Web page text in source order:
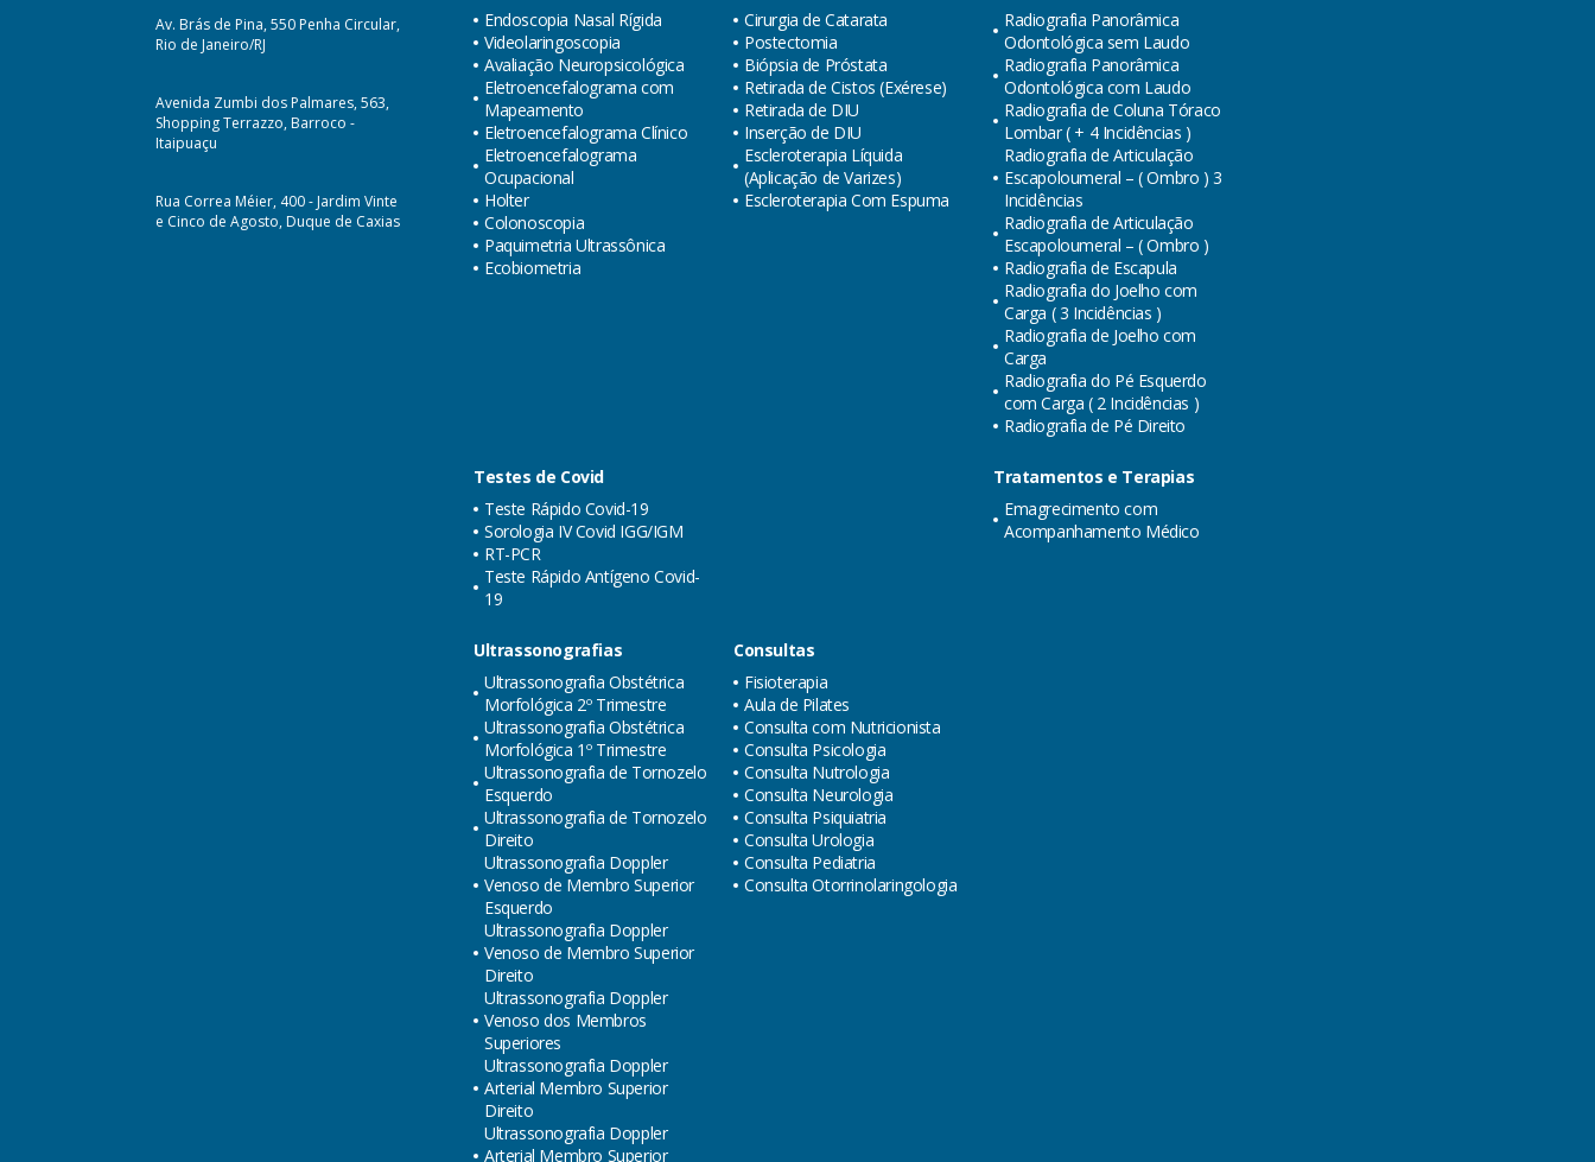
Av. Brás de Pina, 550 Penha Circular,
Rio de Janeiro/RJ
Avenida Zumbi dos Palmares, 563,
Shopping Terrazzo, Barroco -
Itaipuaçu
Rua Correa Méier, 400 - Jardim Vinte
e Cinco de Agosto, Duque de Caxias
Endoscopia Nasal Rígida
Videolaringoscopia
Avaliação Neuropsicológica
Eletroencefalograma com
Mapeamento
Eletroencefalograma Clínico
Eletroencefalograma
Ocupacional
Holter
Colonoscopia
Paquimetria Ultrassônica
Ecobiometria
Cirurgia de Catarata
Postectomia
Biópsia de Próstata
Retirada de Cistos (Exérese)
Retirada de DIU
Inserção de DIU
Escleroterapia Líquida
(Aplicação de Varizes)
Escleroterapia Com Espuma
Radiografia Panorâmica
Odontológica sem Laudo
Radiografia Panorâmica
Odontológica com Laudo
Radiografia de Coluna Tóraco
Lombar ( + 4 Incidências )
Radiografia de Articulação
Escapoloumeral – ( Ombro ) 3
Incidências
Radiografia de Articulação
Escapoloumeral – ( Ombro )
Radiografia de Escapula
Radiografia do Joelho com
Carga ( 3 Incidências )
Radiografia de Joelho com
Carga
Radiografia do Pé Esquerdo
com Carga ( 2 Incidências )
Radiografia de Pé Direito
Testes de Covid
Teste Rápido Covid-19
Sorologia IV Covid IGG/IGM
RT-PCR
Teste Rápido Antígeno Covid-
19
Tratamentos e Terapias
Emagrecimento com
Acompanhamento Médico
Ultrassonografias
Ultrassonografia Obstétrica
Morfológica 2º Trimestre
Ultrassonografia Obstétrica
Morfológica 1º Trimestre
Ultrassonografia de Tornozelo
Esquerdo
Ultrassonografia de Tornozelo
Direito
Ultrassonografia Doppler
Venoso de Membro Superior
Esquerdo
Ultrassonografia Doppler
Venoso de Membro Superior
Direito
Ultrassonografia Doppler
Venoso dos Membros
Superiores
Ultrassonografia Doppler
Arterial Membro Superior
Direito
Ultrassonografia Doppler
Arterial Membro Superior
Consultas
Fisioterapia
Aula de Pilates
Consulta com Nutricionista
Consulta Psicologia
Consulta Nutrologia
Consulta Neurologia
Consulta Psiquiatria
Consulta Urologia
Consulta Pediatria
Consulta Otorrinolaringologia